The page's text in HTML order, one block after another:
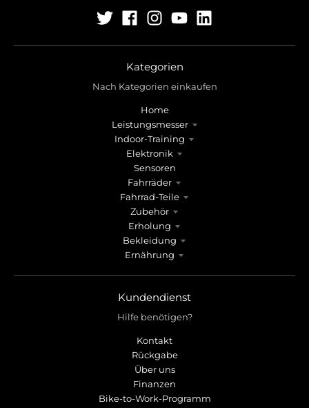
Kategorien
Nach Kategorien einkaufen
Home
Leistungsmesser
Indoor-Training
Elektronik
Sensoren
Fahrräder
Fahrrad-Teile
Zubehör
Erholung
Bekleidung
Ernährung
Kundendienst
Hilfe benötigen?
Kontakt
Rückgabe
Über uns
Finanzen
Bike-to-Work-Programm